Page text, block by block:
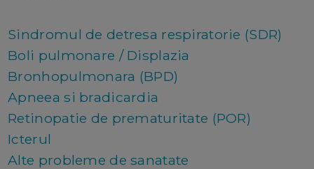
Sindromul de detresa respiratorie (SDR)
Boli pulmonare / Displazia
Bronhopulmonara (BPD)
Apneea si bradicardia
Retinopatie de prematuritate (POR)
Icterul
Alte probleme de sanatate